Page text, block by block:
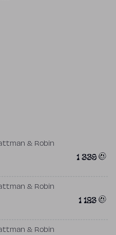
& Robin
1 339
& Robin
1 123
& Robin